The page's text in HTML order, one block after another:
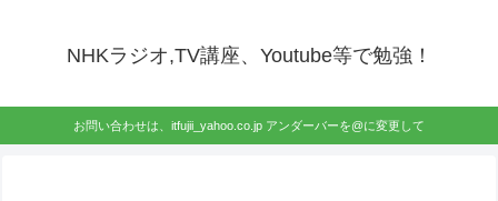
NHKラジオ,TV講座、Youtube等で勉強！
お問い合わせは、itfujii_yahoo.co.jp アンダーバーを@に変更して